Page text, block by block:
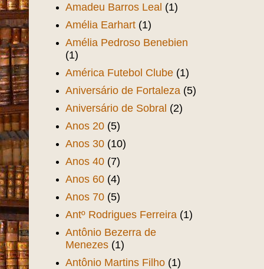
Amadeu Barros Leal (1)
Amélia Earhart (1)
Amélia Pedroso Benebien
(1)
América Futebol Clube (1)
Aniversário de Fortaleza (5)
Aniversário de Sobral (2)
Anos 20 (5)
Anos 30 (10)
Anos 40 (7)
Anos 60 (4)
Anos 70 (5)
Antº Rodrigues Ferreira (1)
Antônio Bezerra de
Menezes (1)
Antônio Martins Filho (1)